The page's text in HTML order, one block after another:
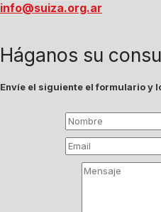
info@suiza.org.ar
Háganos su
Envíe el siguiente el formulario y